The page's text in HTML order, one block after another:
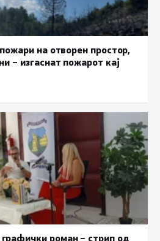
на отворен простор,
– изгаснат пожарот кај
роман – стрип од